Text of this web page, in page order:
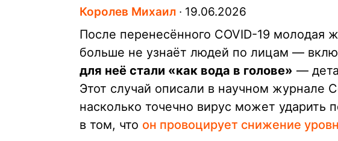
Королев Михаил ∙ 19.06.2026
После перенесённого COVID-19 молодая
больше не узнаёт людей по лицам —
для неё стали «как вода в голове» —
Этот случай описали в научном журнале
насколько точечно вирус может ударить
в том, что он провоцирует снижение